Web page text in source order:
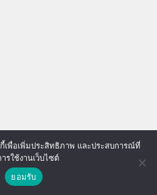
เพื่อเพิ่มประสิทธิภาพ และประสบการณ์ที่
รใช้งานเว็บไซต์
ยอมรับ